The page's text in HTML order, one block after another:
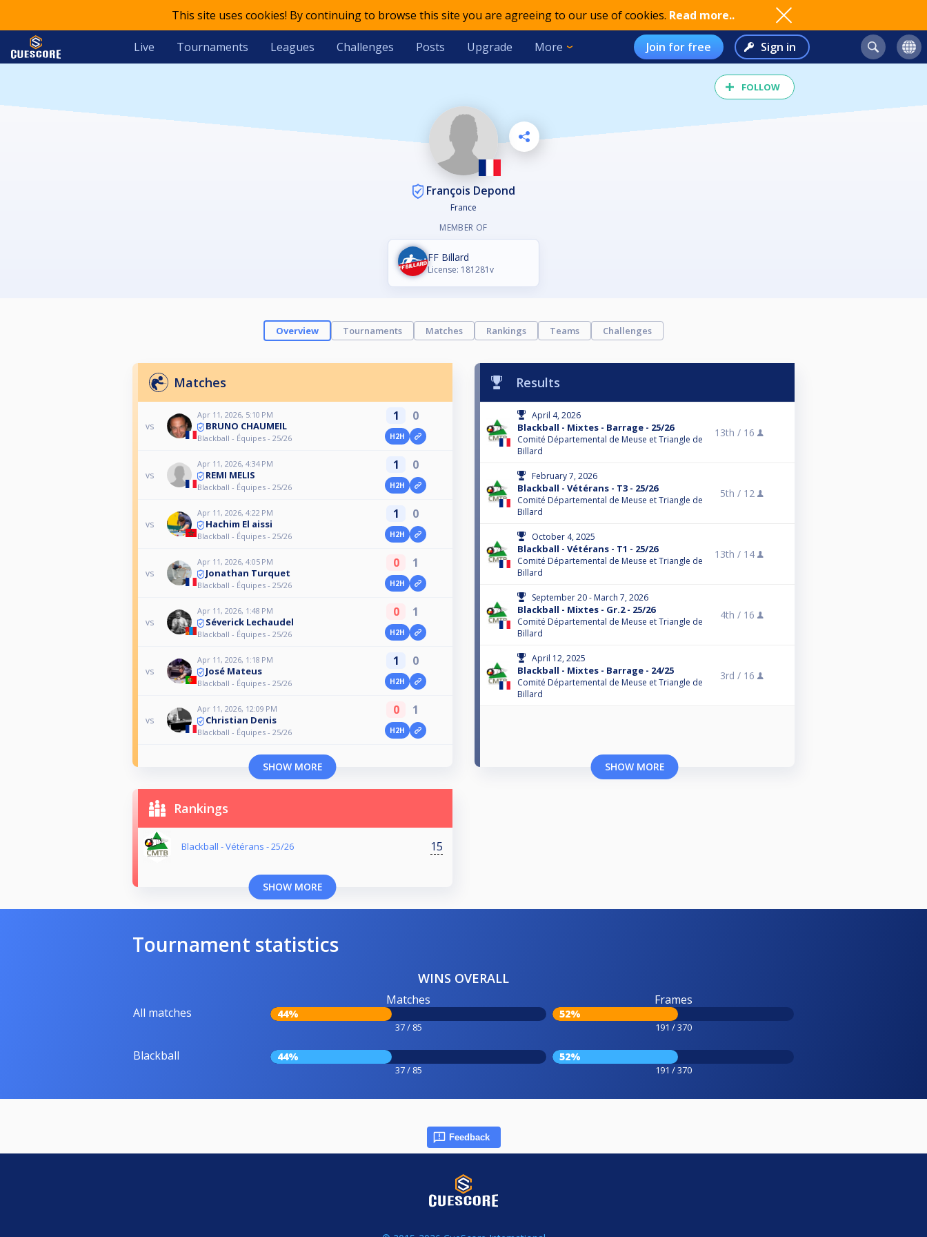
This site uses cookies! By continuing to browse this site you are agreeing to our use of cookies. Read more..
Live Tournaments Leagues Challenges Posts Upgrade More Join for free Sign in
FOLLOW
François Depond
France
MEMBER OF
FF Billard
License: 181281v
Overview Tournaments Matches Rankings Teams Challenges
Matches
vs
Apr 11, 2026, 5:10 PM
BRUNO CHAUMEIL
Blackball - Équipes - 25/26
1 0
H2H
vs
Apr 11, 2026, 4:34 PM
REMI MELIS
Blackball - Équipes - 25/26
1 0
H2H
vs
Apr 11, 2026, 4:22 PM
Hachim El aissi
Blackball - Équipes - 25/26
1 0
H2H
vs
Apr 11, 2026, 4:05 PM
Jonathan Turquet
Blackball - Équipes - 25/26
0 1
H2H
vs
Apr 11, 2026, 1:48 PM
Séverick Lechaudel
Blackball - Équipes - 25/26
0 1
H2H
vs
Apr 11, 2026, 1:18 PM
José Mateus
Blackball - Équipes - 25/26
1 0
H2H
vs
Apr 11, 2026, 12:09 PM
Christian Denis
Blackball - Équipes - 25/26
0 1
H2H
SHOW MORE
Results
April 4, 2026
Blackball - Mixtes - Barrage - 25/26
Comité Départemental de Meuse et Triangle de
Billard
13th / 16
February 7, 2026
Blackball - Vétérans - T3 - 25/26
Comité Départemental de Meuse et Triangle de
Billard
5th / 12
October 4, 2025
Blackball - Vétérans - T1 - 25/26
Comité Départemental de Meuse et Triangle de
Billard
13th / 14
September 20 - March 7, 2026
Blackball - Mixtes - Gr.2 - 25/26
Comité Départemental de Meuse et Triangle de
Billard
4th / 16
April 12, 2025
Blackball - Mixtes - Barrage - 24/25
Comité Départemental de Meuse et Triangle de
Billard
3rd / 16
SHOW MORE
Rankings
Blackball - Vétérans - 25/26 15
SHOW MORE
Tournament statistics
WINS OVERALL
All matches
Matches
44%
37 / 85
Frames
52%
191 / 370
Blackball 44%
37 / 85
52%
191 / 370
Feedback